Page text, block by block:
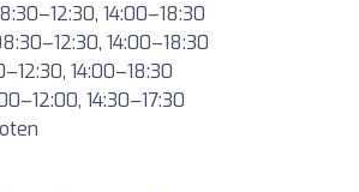
14:00–18:30
14:00–18:30
14:00–18:30
14:30–17:30